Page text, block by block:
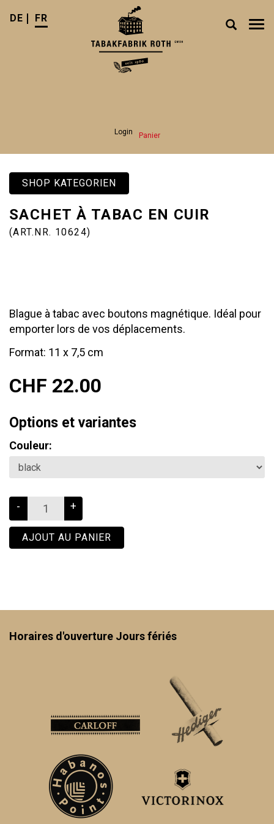
DE FR
Login Panier
SHOP KATEGORIEN
SACHET À TABAC EN CUIR
(ART.NR. 10624)
Blague à tabac avec boutons magnétique. Idéal pour
emporter lors de vos déplacements.
Format: 11 x 7,5 cm
CHF 22.00
Options et variantes
Couleur:
+
-
AJOUT AU PANIER
Horaires d'ouverture Jours fériés